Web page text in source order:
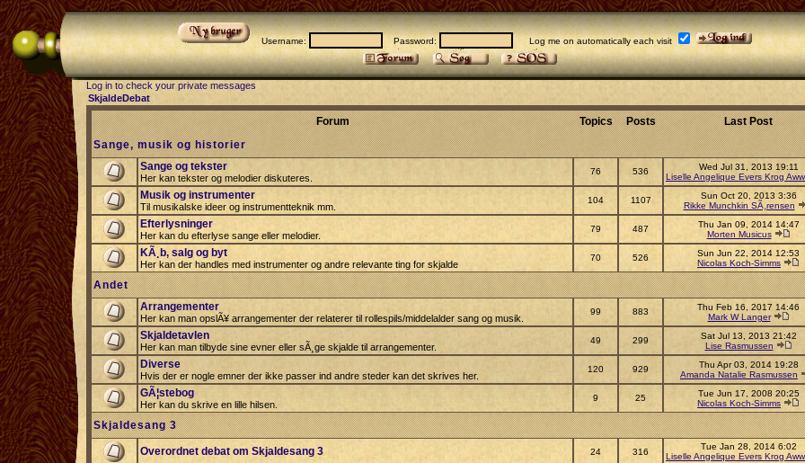
Username: Password: Log me on automatically each visit
Log in to check your private messages
SkjaldeDebat
Forum Topics Posts
Last Post
Sange, musik og historier
Sange og tekster
Her kan tekster og melodier diskuteres.
76 536
Wed Jul 31, 2013 19:11
Liselle Angelique Evers Krog
Musik og instrumenter
Til musikalske ideer og instrumentteknik mm.
104 1107
Sun Oct 20, 2013 3:36
Rikke Munchkin SÃ¸rensen
Efterlysninger
Her kan du efterlyse sange eller melodier.
79 487
Thu Jan 09, 2014 14:47
Morten Musicus
KÃ¸b, salg og byt
Her kan der handles med instrumenter og andre relevante ting for skjalde
70 526
Sun Jun 22, 2014 12:53
Nicolas Koch-Simms
Andet
Arrangementer
Her kan man opslÃ¥ arrangementer der relaterer til rollespils/middelalder sang og musik.
99 883
Thu Feb 16, 2017 14:46
Mark W Langer
Skjaldetavlen
Her kan man tilbyde sine evner eller sÃ¸ge skjalde til arrangementer.
49 299
Sat Jul 13, 2013 21:42
Lise Rasmussen
Diverse
Hvis der er nogle emner der ikke passer ind andre steder kan det skrives her.
120 929
Thu Apr 03, 2014 19:28
Amanda Natalie Rasmussen
GÃ¦stebog
Her kan du skrive en lille hilsen.
9 25
Tue Jun 17, 2008 20:25
Nicolas Koch-Simms
Skjaldesang 3
Overordnet debat om Skjaldesang 3 24 316
Tue Jan 28, 2014 6:02
Liselle Angelique Evers Krog